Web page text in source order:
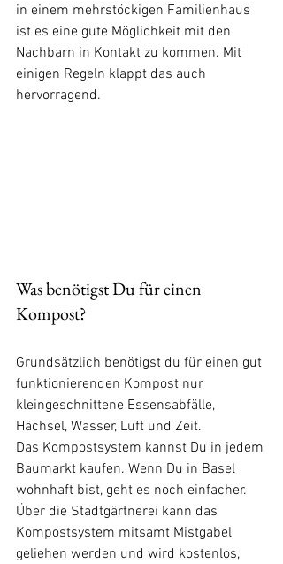
in einem mehrstöckigen Familienhaus
ist es eine gute Möglichkeit mit den
Nachbarn in Kontakt zu kommen. Mit
einigen Regeln klappt das auch
hervorragend.
Was benötigst Du für einen
Kompost?
Grundsätzlich benötigst du für einen gut
funktionierenden Kompost nur
kleingeschnittene Essensabfälle,
Hächsel, Wasser, Luft und Zeit.
Das Kompostsystem kannst Du in jedem
Baumarkt kaufen. Wenn Du in Basel
wohnhaft bist, geht es noch einfacher.
Über die Stadtgärtnerei kann das
Kompostsystem mitsamt Mistgabel
geliehen werden und wird kostenlos,